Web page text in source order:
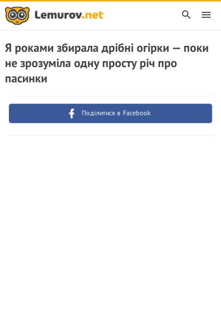
Я роками збирала дрібні огірки — поки
не зрозуміла одну просту річ про
пасинки
Поділитися в Facebook